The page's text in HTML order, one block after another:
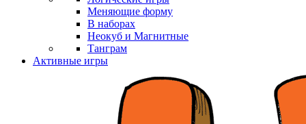
Меняющие форму
В наборах
Неокуб и Магнитные
Танграм
Активные игры